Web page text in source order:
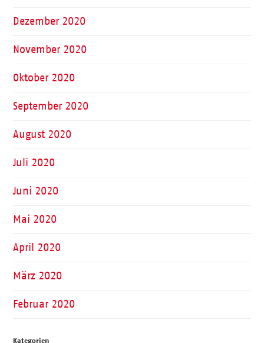
Dezember 2020
November 2020
Oktober 2020
September 2020
August 2020
Juli 2020
Juni 2020
Mai 2020
April 2020
März 2020
Februar 2020
Kategorien